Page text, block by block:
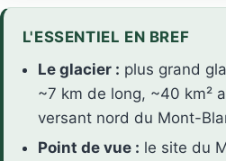
L'ESSENTIEL EN BREF
Le glacier : plus grand
~7 km de long, ~40 km²
versant nord du Mont-
Point de vue : le site du